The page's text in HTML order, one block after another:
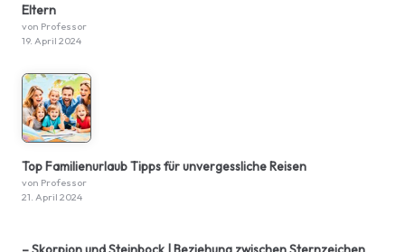
Eltern
von Professor
19. April 2024
Top Familienurlaub Tipps für unvergessliche Reisen
von Professor
21. April 2024